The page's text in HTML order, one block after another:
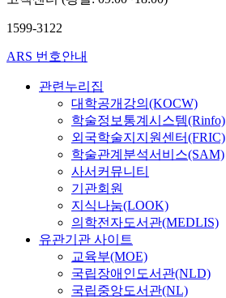
1599-3122
ARS 번호안내
관련누리집
대학공개강의(KOCW)
학술정보통계시스템(Rinfo)
외국학술지지원센터(FRIC)
학술관계분석서비스(SAM)
사서커뮤니티
기관회원
지식나눔(LOOK)
의학전자도서관(MEDLIS)
유관기관 사이트
교육부(MOE)
국립장애인도서관(NLD)
국립중앙도서관(NL)